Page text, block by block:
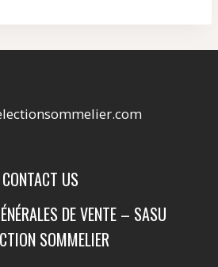
CONTACT US
DE VENTE – SASU
SOMMELIER